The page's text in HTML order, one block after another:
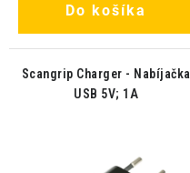
Do košíka
Scangrip Charger - Nabíjačka
USB 5V; 1A